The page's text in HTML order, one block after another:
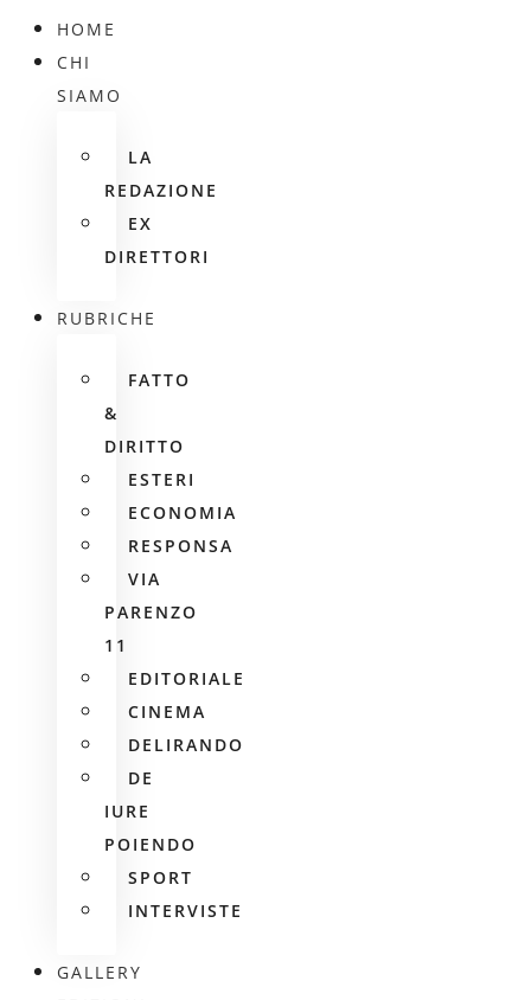
HOME
CHI
SIAMO
LA
REDAZIONE
EX
DIRETTORI
RUBRICHE
FATTO
&
DIRITTO
ESTERI
ECONOMIA
RESPONSA
VIA
PARENZO
11
EDITORIALE
CINEMA
DELIRANDO
DE
IURE
POIENDO
SPORT
INTERVISTE
GALLERY